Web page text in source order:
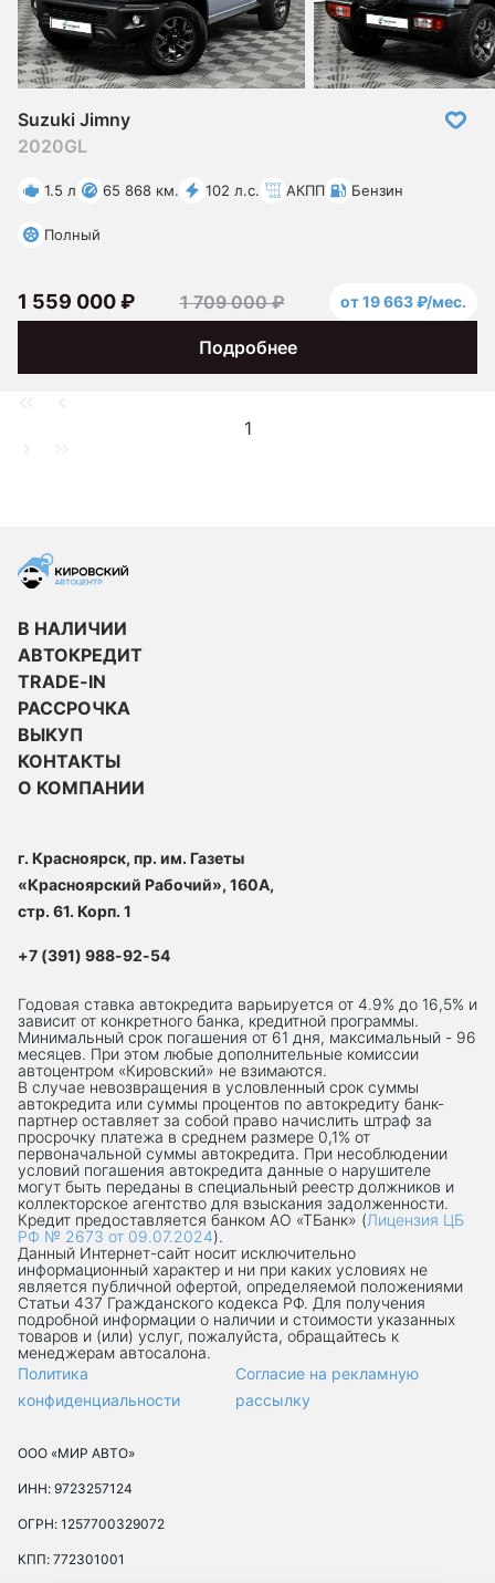
Suzuki Jimny
2020GL
1.5 л 65 868 км. 102 л.с. АКПП Бензин
Полный
Подробнее
1 559 000 ₽ 1 709 000 ₽ от 19 663 ₽/мес.
1
В НАЛИЧИИ
АВТОКРЕДИТ
TRADE-IN
РАССРОЧКА
ВЫКУП
КОНТАКТЫ
О КОМПАНИИ
г. Красноярск, пр. им. Газеты
«Красноярский Рабочий», 160А,
стр. 61. Корп. 1
+7 (391) 988-92-54
Годовая ставка автокредита варьируется от 4.9% до 16,5% и
зависит от конкретного банка, кредитной программы.
Минимальный срок погашения от 61 дня, максимальный - 96
месяцев. При этом любые дополнительные комиссии
автоцентром «Кировский» не взимаются.
В случае невозвращения в условленный срок суммы
автокредита или суммы процентов по автокредиту банк-
партнер оставляет за собой право начислить штраф за
просрочку платежа в среднем размере 0,1% от
первоначальной суммы автокредита. При несоблюдении
условий погашения автокредита данные о нарушителе
могут быть переданы в специальный реестр должников и
коллекторское агентство для взыскания задолженности.
Кредит предоставляется банком АО «ТБанк» (Лицензия ЦБ
РФ № 2673 от 09.07.2024).
Данный Интернет-сaйт носит исключительно
информационный характер и ни при каких условиях не
является публичной офертой, определяемой положениями
Статьи 437 Гражданского кодекса РФ. Для получения
подробной информации о наличии и стоимости указанных
товаров и (или) услуг, пожалуйста, обращайтесь к
менеджерам автосалона.
Политика
конфиденциальности
Согласие на рекламную
рассылку
ООО «МИР АВТО»
ИНН: 9723257124
ОГРН: 1257700329072
КПП: 772301001